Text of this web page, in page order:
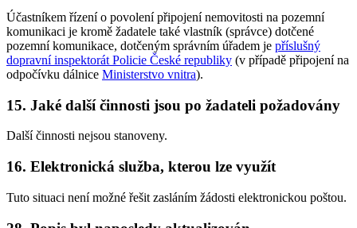
Účastníkem řízení o povolení připojení nemovitosti na pozemní
komunikaci je kromě žadatele také vlastník (správce) dotčené
pozemní komunikace, dotčeným správním úřadem je příslušný
dopravní inspektorát Policie České republiky (v případě připojení na
odpočívku dálnice Ministerstvo vnitra).
15. Jaké další činnosti jsou po žadateli požadovány
Další činnosti nejsou stanoveny.
16. Elektronická služba, kterou lze využít
Tuto situaci není možné řešit zasláním žádosti elektronickou poštou.